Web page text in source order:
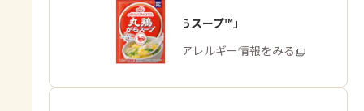
「丸鶏がらスープ™」
商品・アレルギー情報をみる